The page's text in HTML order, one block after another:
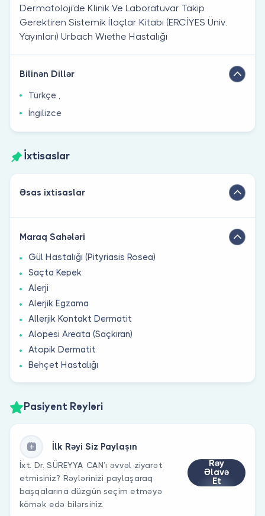
Dermatoloji'de Klinik Ve Laboratuvar Takip
Gerektiren Sistemik İlaçlar Kitabı (ERCİYES Üniv.
Yayınları) Urbach Wıethe Hastalığı
Bilinən Dillər
Türkçe ,
İngilizce
İxtisaslar
Əsas ixtisaslar
Maraq Sahələri
Gül Hastalığı (Pityriasis Rosea)
Saçta Kepek
Alerji
Alerjik Egzama
Allerjik Kontakt Dermatit
Alopesi Areata (Saçkıran)
Atopik Dermatit
Behçet Hastalığı
Pasiyent Rəyləri
İlk Rəyi Siz Paylaşın
İxt. Dr. SÜREYYA CAN’ı əvvəl ziyarət
etmisiniz? Rəylərinizi paylaşaraq
başqalarına düzgün seçim etməyə
kömək edə bilərsiniz.
Rəy
Əlavə
Et